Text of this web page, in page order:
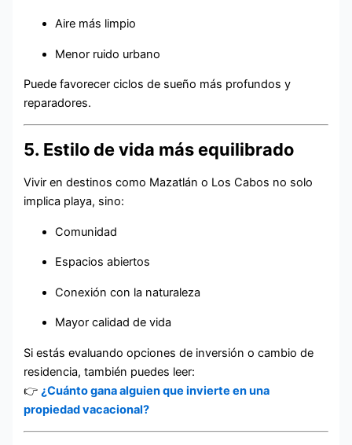
Aire más limpio
Menor ruido urbano
Puede favorecer ciclos de sueño más profundos y
reparadores.
5. Estilo de vida más equilibrado
Vivir en destinos como Mazatlán o Los Cabos no solo
implica playa, sino:
Comunidad
Espacios abiertos
Conexión con la naturaleza
Mayor calidad de vida
Si estás evaluando opciones de inversión o cambio de
residencia, también puedes leer:
👉¿Cuánto gana alguien que invierte en una
propiedad vacacional?